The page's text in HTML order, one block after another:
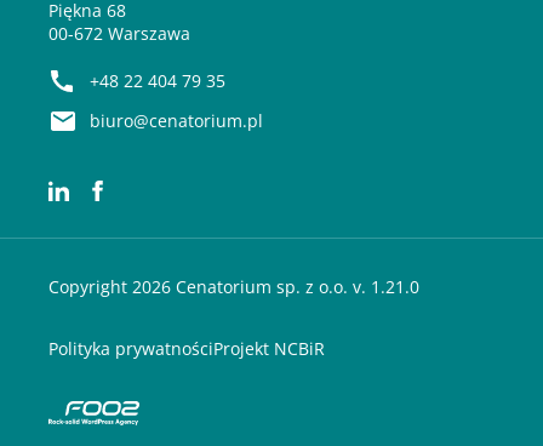
Piękna 68
00-672 Warszawa
+48 22 404 79 35
biuro@cenatorium.pl
Copyright 2026 Cenatorium sp. z o.o. v. 1.21.0
Polityka prywatnościProjekt NCBiR